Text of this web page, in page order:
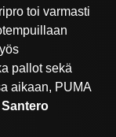
toi varmasti
pallot sekä
aikaan, PUMA